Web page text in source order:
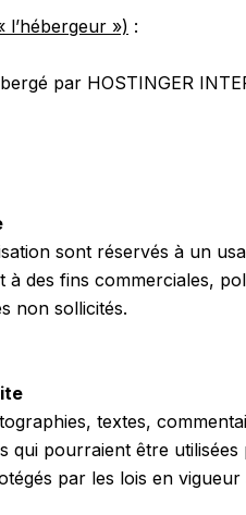
l’hébergeur ») :
par HOSTINGER
sont réservés à un
des fins commerciales,
non sollicités.
textes,
qui pourraient être
par les lois en